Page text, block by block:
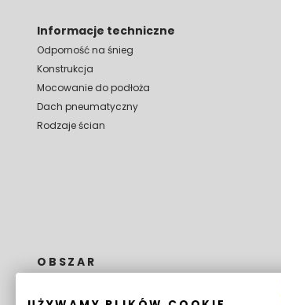
Informacje techniczne
Odporność na śnieg
Konstrukcja
Mocowanie do podłoża
Dach pneumatyczny
Rodzaje ścian
OBSZAR
Kujawsko Pomorskie